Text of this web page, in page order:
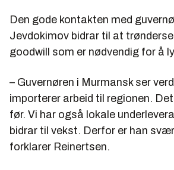
Den gode kontakten med
Jevdokimov bidrar til at
goodwill som er nødvendig for å
– Guvernøren i Murmansk ser
importerer arbeid til regionen.
før. Vi har også lokale
bidrar til vekst. Derfor er han
forklarer Reinertsen.